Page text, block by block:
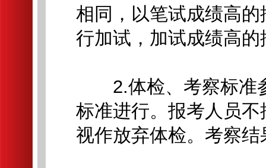
相同，以笔试成绩高
行加试，加试成绩高的
2.体检、考察标准
标准进行。报考人员
视作放弃体检。考察